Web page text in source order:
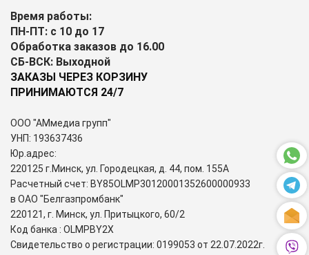
Время работы:
ПН-ПТ: с 10 до 17
Обработка заказов до 16.00
СБ-ВСК: Выходной
ЗАКАЗЫ ЧЕРЕЗ КОРЗИНУ
ПРИНИМАЮТСЯ 24/7
ООО "АМмедиа групп"
УНП: 193637436
Юр.адрес:
220125 г.Минск, ул. Городецкая, д. 44, пом. 155А
Расчетный счет: BY85OLMP30120001352600000933
в ОАО "Белгазпромбанк"
220121, г. Минск, ул. Притыцкого, 60/2
Код банка : OLMPBY2X
Свидетельство о регистрации: 0199053 от 22.07.2022г.